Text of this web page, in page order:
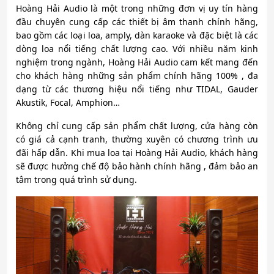
Hoàng Hải Audio là một trong những đơn vị uy tín hàng
đầu chuyên cung cấp các thiết bị âm thanh chính hãng,
bao gồm các loại loa, amply, dàn karaoke và đặc biệt là các
dòng loa nổi tiếng chất lượng cao. Với nhiều năm kinh
nghiệm trong ngành, Hoàng Hải Audio cam kết mang đến
cho khách hàng những sản phẩm chính hãng 100% , đa
dạng từ các thương hiệu nổi tiếng như TIDAL, Gauder
Akustik, Focal, Amphion…
Không chỉ cung cấp sản phẩm chất lượng, cửa hàng còn
có giá cả cạnh tranh, thường xuyên có chương trình ưu
đãi hấp dẫn. Khi mua loa tại Hoàng Hải Audio, khách hàng
sẽ được hưởng chế độ bảo hành chính hãng , đảm bảo an
tâm trong quá trình sử dụng.